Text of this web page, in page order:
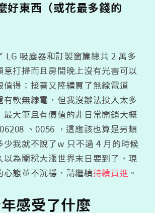
好東西（或花最多錢的
LG 吸塵器和訂製窗簾總共 2 萬多
意打掃而且房間晚上沒有光害可以
值得；接著又陸續買了無線電道
有軟無線電，但我沒辦法投入太多
最大筆且有價值的非日常開銷大概
、0056 ，這應該也算是另類
少我就不說了w 只不過 4 月的時候
以為關稅大漲世界末日要到了，現
心態並不沉穩，請繼續持續買進 。
感受了什麼